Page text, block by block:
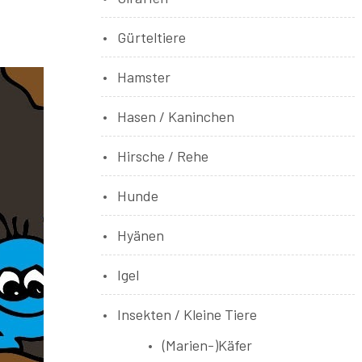
Gürteltiere
Hamster
Hasen / Kaninchen
Hirsche / Rehe
Hunde
Hyänen
Igel
Insekten / Kleine Tiere
(Marien-)Käfer